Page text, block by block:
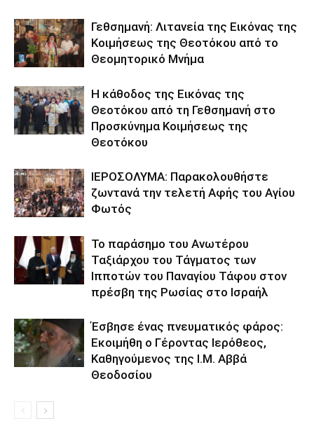
Γεθσημανή: Λιτανεία της Εικόνας της
Κοιμήσεως της Θεοτόκου από το
Θεομητορικό Μνήμα
Η κάθοδος της Εικόνας της
Θεοτόκου από τη Γεθσημανή στο
Προσκύνημα Κοιμήσεως της
Θεοτόκου
ΙΕΡΟΣΟΛΥΜΑ: Παρακολουθήστε
ζωντανά την τελετή Αφής του Αγίου
Φωτός
To παράσημο του Ανωτέρου
Ταξιάρχου του Τάγματος των
Ιπποτών του Παναγίου Τάφου στον
πρέσβη της Ρωσίας στο Ισραήλ
Έσβησε ένας πνευματικός φάρος:
Εκοιμήθη ο Γέροντας Ιερόθεος,
Καθηγούμενος της Ι.Μ. Αββά
Θεοδοσίου